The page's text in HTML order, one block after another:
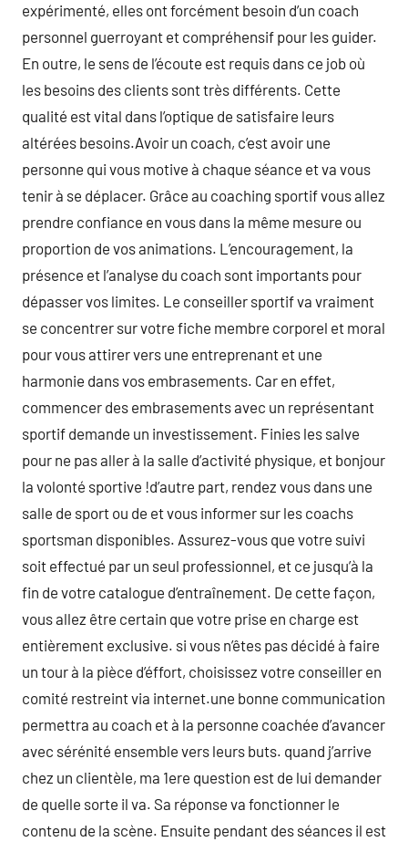
expérimenté, elles ont forcément besoin d’un coach
personnel guerroyant et compréhensif pour les guider.
En outre, le sens de l’écoute est requis dans ce job où
les besoins des clients sont très différents. Cette
qualité est vital dans l’optique de satisfaire leurs
altérées besoins.Avoir un coach, c’est avoir une
personne qui vous motive à chaque séance et va vous
tenir à se déplacer. Grâce au coaching sportif vous allez
prendre confiance en vous dans la même mesure ou
proportion de vos animations. L’encouragement, la
présence et l’analyse du coach sont importants pour
dépasser vos limites. Le conseiller sportif va vraiment
se concentrer sur votre fiche membre corporel et moral
pour vous attirer vers une entreprenant et une
harmonie dans vos embrasements. Car en effet,
commencer des embrasements avec un représentant
sportif demande un investissement. Finies les salve
pour ne pas aller à la salle d’activité physique, et bonjour
la volonté sportive !d’autre part, rendez vous dans une
salle de sport ou de et vous informer sur les coachs
sportsman disponibles. Assurez-vous que votre suivi
soit effectué par un seul professionnel, et ce jusqu’à la
fin de votre catalogue d’entraînement. De cette façon,
vous allez être certain que votre prise en charge est
entièrement exclusive. si vous n’êtes pas décidé à faire
un tour à la pièce d’éffort, choisissez votre conseiller en
comité restreint via internet.une bonne communication
permettra au coach et à la personne coachée d’avancer
avec sérénité ensemble vers leurs buts. quand j’arrive
chez un clientèle, ma 1ere question est de lui demander
de quelle sorte il va. Sa réponse va fonctionner le
contenu de la scène. Ensuite pendant des séances il est